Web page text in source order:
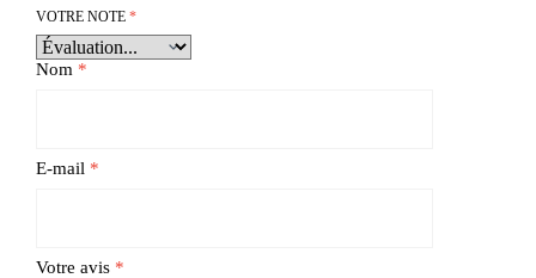
VOTRE NOTE *
Nom *
E-mail *
Votre avis *